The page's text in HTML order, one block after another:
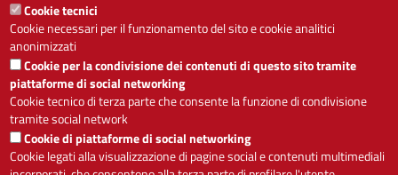
ACCESSIBILITÀ
- A +
Alto contrasto
Cookie tecnici
Cookie necessari per il funzionamento del sito e cookie analitici
anonimizzati
Cookie per la condivisione dei contenuti di questo sito tramite
piattaforme di social networking
Cookie tecnico di terza parte che consente la funzione di condivisione
tramite social network
Cookie di piattaforme di social networking
Cookie legati alla visualizzazione di pagine social e contenuti multimediali